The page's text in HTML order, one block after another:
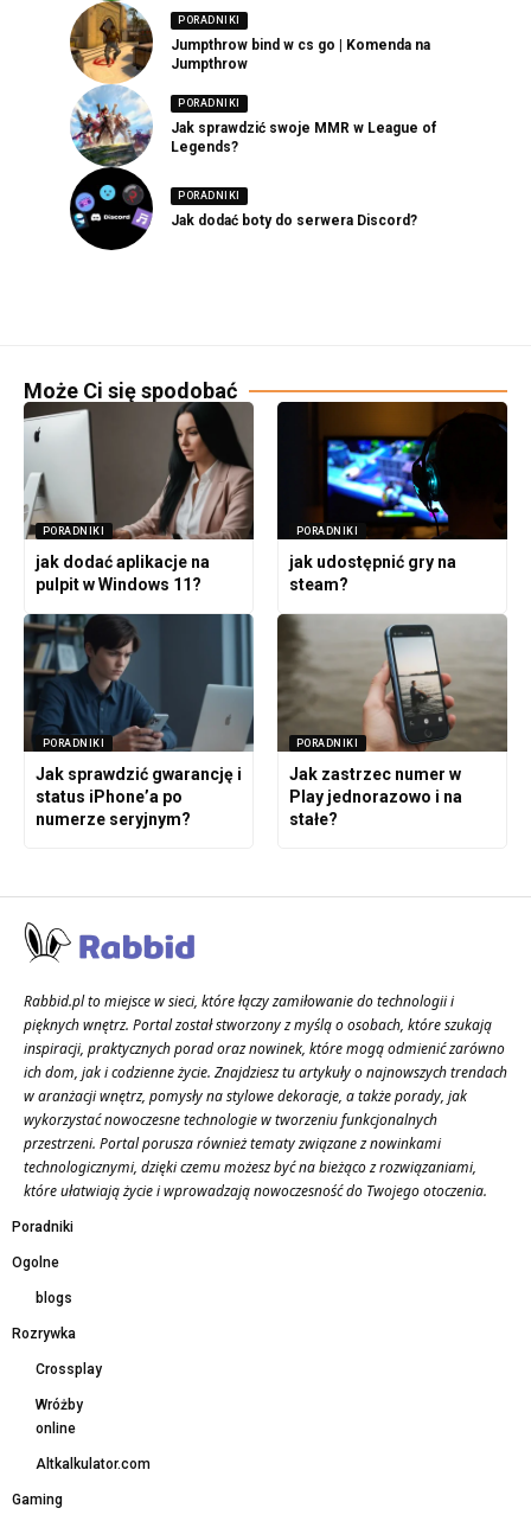
PORADNIKI
Jumpthrow bind w cs go | Komenda na
Jumpthrow
PORADNIKI
Jak sprawdzić swoje MMR w League of
Legends?
PORADNIKI
Jak dodać boty do serwera Discord?
Może Ci się spodobać
PORADNIKI
jak dodać aplikacje na
pulpit w Windows 11?
PORADNIKI
jak udostępnić gry na
steam?
PORADNIKI
Jak sprawdzić gwarancję i
status iPhone’a po
numerze seryjnym?
PORADNIKI
Jak zastrzec numer w
Play jednorazowo i na
stałe?
Rabbid.pl to miejsce w sieci, które łączy zamiłowanie do technologii i
pięknych wnętrz. Portal został stworzony z myślą o osobach, które szukają
inspiracji, praktycznych porad oraz nowinek, które mogą odmienić zarówno
ich dom, jak i codzienne życie. Znajdziesz tu artykuły o najnowszych trendach
w aranżacji wnętrz, pomysły na stylowe dekoracje, a także porady, jak
wykorzystać nowoczesne technologie w tworzeniu funkcjonalnych
przestrzeni. Portal porusza również tematy związane z nowinkami
technologicznymi, dzięki czemu możesz być na bieżąco z rozwiązaniami,
które ułatwiają życie i wprowadzają nowoczesność do Twojego otoczenia.
Poradniki
Ogolne
blogs
Rozrywka
Crossplay
Wróżby
online
Altkalkulator.com
Gaming